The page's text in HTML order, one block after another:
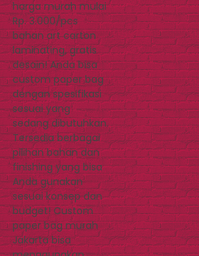
harga murah mulai
Rp. 3.000/pcs
bahan art carton
laminating, gratis
desain! Anda bisa
custom paper bag
dengan spesifikasi
sesuai yang
sedang dibutuhkan.
Tersedia berbagai
pilihan bahan dan
finishing yang bisa
Anda gunakan
sesuai konsep dan
budget! Custom
paper bag murah
Jakarta bisa